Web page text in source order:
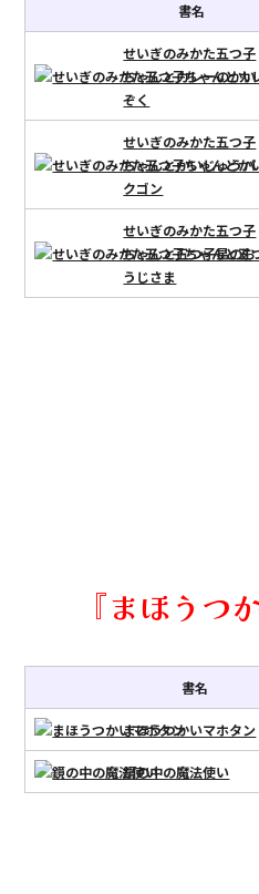
書名
せいぎのみかた五つ子
ちゃんとカレーのかい
ぞく
せいぎのみかた五つ子
ちゃんとかいじゅうパ
クゴン
せいぎのみかた五つ子
ちゃんと五つ子星のお
うじさま
『まほうつ
書名
まほうつかいマホタン
鏡の中の魔法使い